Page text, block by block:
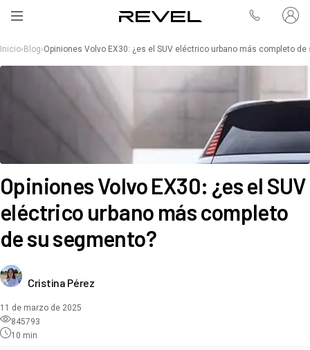
Inicio› Blog›Opiniones Volvo EX30: ¿es el SUV eléctrico urbano más completo de
Opiniones Volvo EX30: ¿es el SUV
eléctrico urbano más completo
de su segmento?
Cristina Pérez
11 de marzo de 2025
845793
10 min